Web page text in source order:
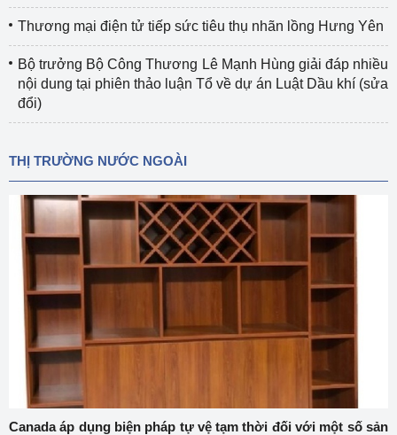
Thương mại điện tử tiếp sức tiêu thụ nhãn lồng Hưng Yên
Bộ trưởng Bộ Công Thương Lê Mạnh Hùng giải đáp nhiều
nội dung tại phiên thảo luận Tổ về dự án Luật Dầu khí (sửa
đổi)
THỊ TRƯỜNG NƯỚC NGOÀI
Canada áp dụng biện pháp tự vệ tạm thời đối với một số sản